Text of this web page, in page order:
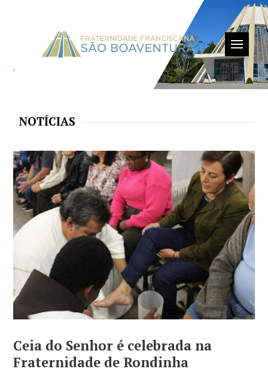
NOTÍCIAS
Ceia do Senhor é celebrada na
Fraternidade de Rondinha